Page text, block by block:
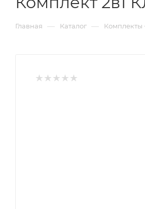
Главная — Каталог — Комплекты